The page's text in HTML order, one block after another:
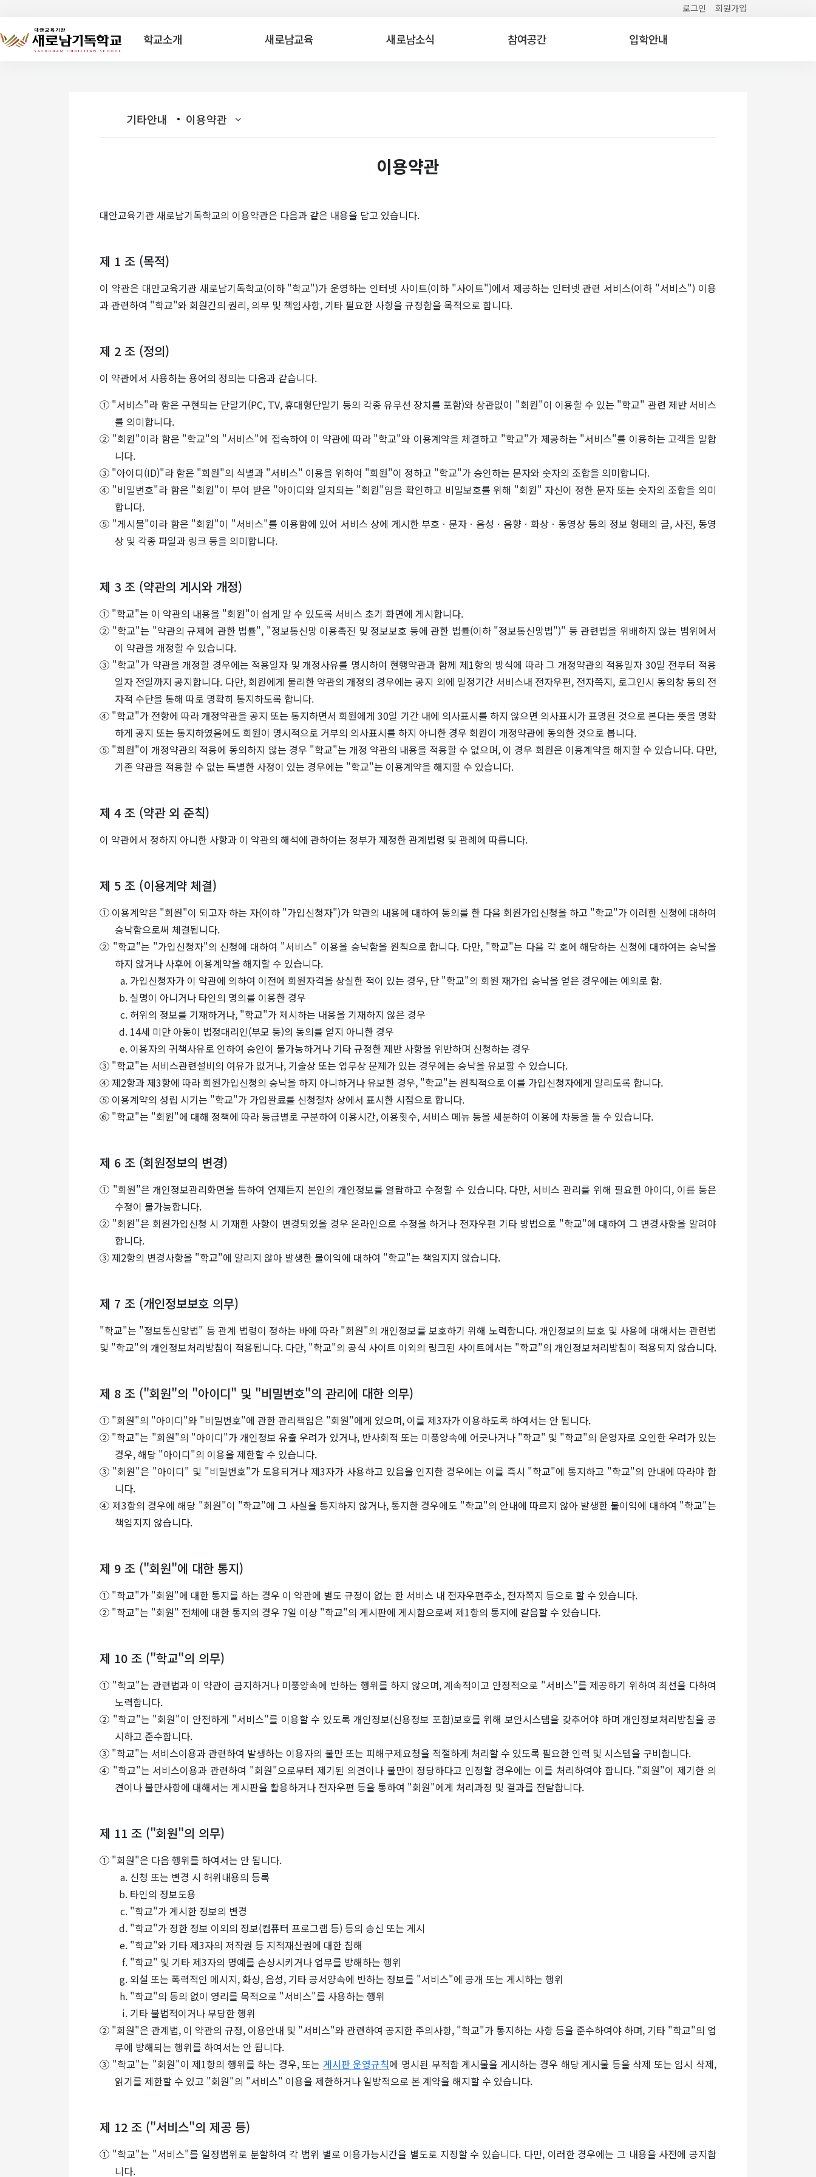
로그인 회원가입
학교소개 새로남교육 새로남소식 참여공간 입학안내
기타안내 이용약관
이용약관
대안교육기관 새로남기독학교의 이용약관은 다음과 같은 내용을 담고 있습니다.
제 1 조 (목적)
이 약관은 대안교육기관 새로남기독학교(이하 "학교")가 운영하는 인터넷 사이트(이하 "사이트")에서 제공하는 인터넷 관련 서비스(이하 "서비스") 이용
과 관련하여 "학교"와 회원간의 권리, 의무 및 책임사항, 기타 필요한 사항을 규정함을 목적으로 합니다.
제 2 조 (정의)
이 약관에서 사용하는 용어의 정의는 다음과 같습니다.
① "서비스"라 함은 구현되는 단말기(PC, TV, 휴대형단말기 등의 각종 유무선 장치를 포함)와 상관없이 "회원"이 이용할 수 있는 "학교" 관련 제반 서비스
를 의미합니다.
② "회원"이라 함은 "학교"의 "서비스"에 접속하여 이 약관에 따라 "학교"와 이용계약을 체결하고 "학교"가 제공하는 "서비스"를 이용하는 고객을 말합
니다.
③ "아이디(ID)"라 함은 "회원"의 식별과 "서비스" 이용을 위하여 "회원"이 정하고 "학교"가 승인하는 문자와 숫자의 조합을 의미합니다.
④ "비밀번호"라 함은 "회원"이 부여 받은 "아이디와 일치되는 "회원"임을 확인하고 비밀보호를 위해 "회원" 자신이 정한 문자 또는 숫자의 조합을 의미
합니다.
⑤ "게시물"이라 함은 "회원"이 "서비스"를 이용함에 있어 서비스 상에 게시한 부호ㆍ문자ㆍ음성ㆍ음향ㆍ화상ㆍ동영상 등의 정보 형태의 글, 사진, 동영
상 및 각종 파일과 링크 등을 의미합니다.
제 3 조 (약관의 게시와 개정)
① "학교"는 이 약관의 내용을 "회원"이 쉽게 알 수 있도록 서비스 초기 화면에 게시합니다.
② "학교"는 "약관의 규제에 관한 법률", "정보통신망 이용촉진 및 정보보호 등에 관한 법률(이하 "정보통신망법")" 등 관련법을 위배하지 않는 범위에서
이 약관을 개정할 수 있습니다.
③ "학교"가 약관을 개정할 경우에는 적용일자 및 개정사유를 명시하여 현행약관과 함께 제1항의 방식에 따라 그 개정약관의 적용일자 30일 전부터 적용
일자 전일까지 공지합니다. 다만, 회원에게 불리한 약관의 개정의 경우에는 공지 외에 일정기간 서비스내 전자우편, 전자쪽지, 로그인시 동의창 등의 전
자적 수단을 통해 따로 명확히 통지하도록 합니다.
④ "학교"가 전항에 따라 개정약관을 공지 또는 통지하면서 회원에게 30일 기간 내에 의사표시를 하지 않으면 의사표시가 표명된 것으로 본다는 뜻을 명확
하게 공지 또는 통지하였음에도 회원이 명시적으로 거부의 의사표시를 하지 아니한 경우 회원이 개정약관에 동의한 것으로 봅니다.
⑤ "회원"이 개정약관의 적용에 동의하지 않는 경우 "학교"는 개정 약관의 내용을 적용할 수 없으며, 이 경우 회원은 이용계약을 해지할 수 있습니다. 다만,
기존 약관을 적용할 수 없는 특별한 사정이 있는 경우에는 "학교"는 이용계약을 해지할 수 있습니다.
제 4 조 (약관 외 준칙)
이 약관에서 정하지 아니한 사항과 이 약관의 해석에 관하여는 정부가 제정한 관계법령 및 관례에 따릅니다.
제 5 조 (이용계약 체결)
① 이용계약은 "회원"이 되고자 하는 자(이하 "가입신청자")가 약관의 내용에 대하여 동의를 한 다음 회원가입신청을 하고 "학교"가 이러한 신청에 대하여
승낙함으로써 체결됩니다.
② "학교"는 "가입신청자"의 신청에 대하여 "서비스" 이용을 승낙함을 원칙으로 합니다. 다만, "학교"는 다음 각 호에 해당하는 신청에 대하여는 승낙을
하지 않거나 사후에 이용계약을 해지할 수 있습니다.
가입신청자가 이 약관에 의하여 이전에 회원자격을 상실한 적이 있는 경우, 단 "학교"의 회원 재가입 승낙을 얻은 경우에는 예외로 함.
실명이 아니거나 타인의 명의를 이용한 경우
허위의 정보를 기재하거나, "학교"가 제시하는 내용을 기재하지 않은 경우
14세 미만 아동이 법정대리인(부모 등)의 동의를 얻지 아니한 경우
이용자의 귀책사유로 인하여 승인이 불가능하거나 기타 규정한 제반 사항을 위반하며 신청하는 경우
③ "학교"는 서비스관련설비의 여유가 없거나, 기술상 또는 업무상 문제가 있는 경우에는 승낙을 유보할 수 있습니다.
④ 제2항과 제3항에 따라 회원가입신청의 승낙을 하지 아니하거나 유보한 경우, "학교"는 원칙적으로 이를 가입신청자에게 알리도록 합니다.
⑤ 이용계약의 성립 시기는 "학교"가 가입완료를 신청절차 상에서 표시한 시점으로 합니다.
⑥ "학교"는 "회원"에 대해 정책에 따라 등급별로 구분하여 이용시간, 이용횟수, 서비스 메뉴 등을 세분하여 이용에 차등을 둘 수 있습니다.
제 6 조 (회원정보의 변경)
① "회원"은 개인정보관리화면을 통하여 언제든지 본인의 개인정보를 열람하고 수정할 수 있습니다. 다만, 서비스 관리를 위해 필요한 아이디, 이름 등은
수정이 불가능합니다.
② "회원"은 회원가입신청 시 기재한 사항이 변경되었을 경우 온라인으로 수정을 하거나 전자우편 기타 방법으로 "학교"에 대하여 그 변경사항을 알려야
합니다.
③ 제2항의 변경사항을 "학교"에 알리지 않아 발생한 불이익에 대하여 "학교"는 책임지지 않습니다.
제 7 조 (개인정보보호 의무)
"학교"는 "정보통신망법" 등 관계 법령이 정하는 바에 따라 "회원"의 개인정보를 보호하기 위해 노력합니다. 개인정보의 보호 및 사용에 대해서는 관련법
및 "학교"의 개인정보처리방침이 적용됩니다. 다만, "학교"의 공식 사이트 이외의 링크된 사이트에서는 "학교"의 개인정보처리방침이 적용되지 않습니다.
제 8 조 ("회원"의 "아이디" 및 "비밀번호"의 관리에 대한 의무)
① "회원"의 "아이디"와 "비밀번호"에 관한 관리책임은 "회원"에게 있으며, 이를 제3자가 이용하도록 하여서는 안 됩니다.
② "학교"는 "회원"의 "아이디"가 개인정보 유출 우려가 있거나, 반사회적 또는 미풍양속에 어긋나거나 "학교" 및 "학교"의 운영자로 오인한 우려가 있는
경우, 해당 "아이디"의 이용을 제한할 수 있습니다.
③ "회원"은 "아이디" 및 "비밀번호"가 도용되거나 제3자가 사용하고 있음을 인지한 경우에는 이를 즉시 "학교"에 통지하고 "학교"의 안내에 따라야 합
니다.
④ 제3항의 경우에 해당 "회원"이 "학교"에 그 사실을 통지하지 않거나, 통지한 경우에도 "학교"의 안내에 따르지 않아 발생한 불이익에 대하여 "학교"는
책임지지 않습니다.
제 9 조 ("회원"에 대한 통지)
① "학교"가 "회원"에 대한 통지를 하는 경우 이 약관에 별도 규정이 없는 한 서비스 내 전자우편주소, 전자쪽지 등으로 할 수 있습니다.
② "학교"는 "회원" 전체에 대한 통지의 경우 7일 이상 "학교"의 게시판에 게시함으로써 제1항의 통지에 갈음할 수 있습니다.
제 10 조 ("학교"의 의무)
① "학교"는 관련법과 이 약관이 금지하거나 미풍양속에 반하는 행위를 하지 않으며, 계속적이고 안정적으로 "서비스"를 제공하기 위하여 최선을 다하여
노력합니다.
② "학교"는 "회원"이 안전하게 "서비스"를 이용할 수 있도록 개인정보(신용정보 포함)보호를 위해 보안시스템을 갖추어야 하며 개인정보처리방침을 공
시하고 준수합니다.
③ "학교"는 서비스이용과 관련하여 발생하는 이용자의 불만 또는 피해구제요청을 적절하게 처리할 수 있도록 필요한 인력 및 시스템을 구비합니다.
④ "학교"는 서비스이용과 관련하여 "회원"으로부터 제기된 의견이나 불만이 정당하다고 인정할 경우에는 이를 처리하여야 합니다. "회원"이 제기한 의
견이나 불만사항에 대해서는 게시판을 활용하거나 전자우편 등을 통하여 "회원"에게 처리과정 및 결과를 전달합니다.
제 11 조 ("회원"의 의무)
① "회원"은 다음 행위를 하여서는 안 됩니다.
신청 또는 변경 시 허위내용의 등록
타인의 정보도용
"학교"가 게시한 정보의 변경
"학교"가 정한 정보 이외의 정보(컴퓨터 프로그램 등) 등의 송신 또는 게시
"학교"와 기타 제3자의 저작권 등 지적재산권에 대한 침해
"학교" 및 기타 제3자의 명예를 손상시키거나 업무를 방해하는 행위
외설 또는 폭력적인 메시지, 화상, 음성, 기타 공서양속에 반하는 정보를 "서비스"에 공개 또는 게시하는 행위
"학교"의 동의 없이 영리를 목적으로 "서비스"를 사용하는 행위
기타 불법적이거나 부당한 행위
② "회원"은 관계법, 이 약관의 규정, 이용안내 및 "서비스"와 관련하여 공지한 주의사항, "학교"가 통지하는 사항 등을 준수하여야 하며, 기타 "학교"의 업
무에 방해되는 행위를 하여서는 안 됩니다.
③ "학교"는 "회원"이 제1항의 행위를 하는 경우, 또는 게시판 운영규칙에 명시된 부적합 게시물을 게시하는 경우 해당 게시물 등을 삭제 또는 임시 삭제,
읽기를 제한할 수 있고 "회원"의 "서비스" 이용을 제한하거나 일방적으로 본 계약을 해지할 수 있습니다.
제 12 조 ("서비스"의 제공 등)
① "학교"는 "서비스"를 일정범위로 분할하여 각 범위 별로 이용가능시간을 별도로 지정할 수 있습니다. 다만, 이러한 경우에는 그 내용을 사전에 공지합
니다.